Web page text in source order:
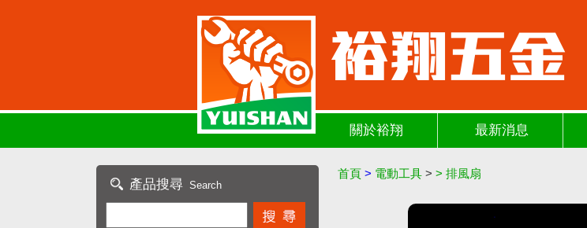
關於裕翔 最新消息
產品搜尋 Search
首頁 > 電動工具 > > 排風扇